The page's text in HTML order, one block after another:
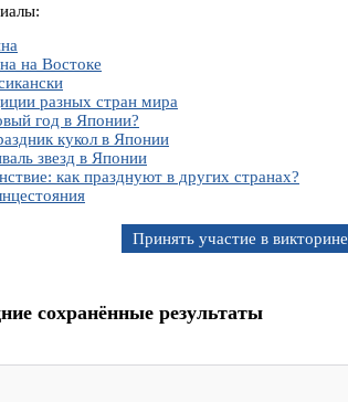
на Востоке
разных стран мира
год в Японии?
кукол в Японии
звезд в Японии
как празднуют в других странах?
Принять участие в викторине
сохранённые результаты